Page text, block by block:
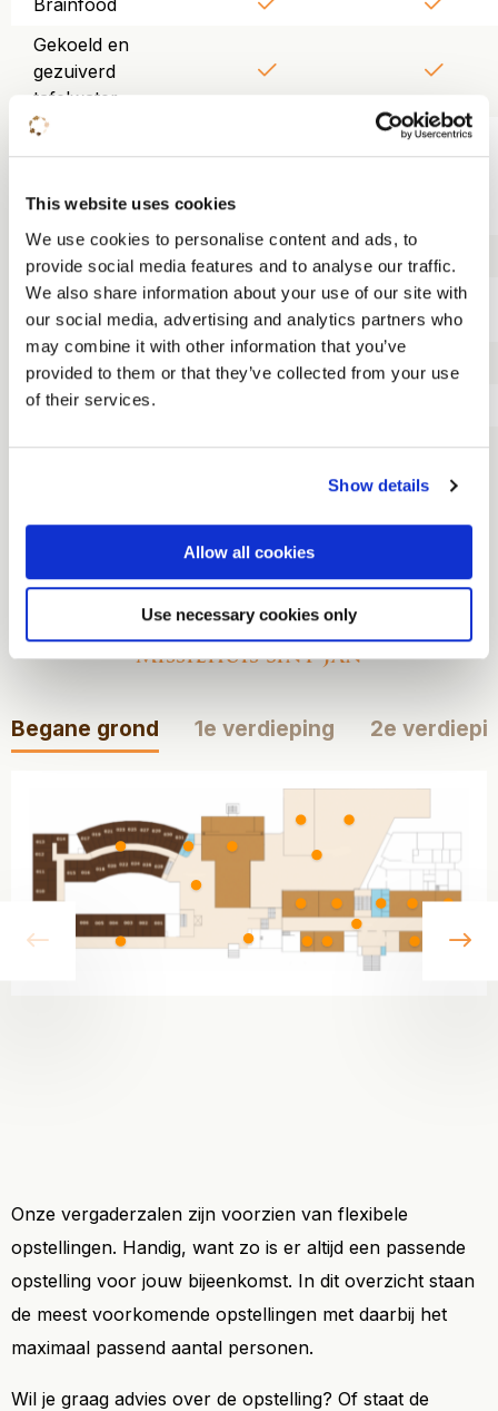
This website uses cookies
We use cookies to personalise content and ads, to
provide social media features and to analyse our traffic.
We also share information about your use of our site with
our social media, advertising and analytics partners who
may combine it with other information that you’ve
provided to them or that they’ve collected from your use
of their services.
Show details
Allow all cookies
Use necessary cookies only
Brainfood
Gekoeld en
gezuiverd
tafelwater
Gebruik van
beamer,
flipover
Trainerskit
Lunch KonneKt
food court
Driegangendiner
Overnachting
Ontbijt
Bekijk onze
plattegronden
vorige
Missiehuis Sint Jan
Begane grond 1e verdieping 2e
Onze vergaderzalen zijn voorzien van flexibele
opstellingen. Handig, want zo is er altijd een passende
opstelling voor jouw bijeenkomst. In dit overzicht staan
de meest voorkomende opstellingen met daarbij het
maximaal passend aantal personen.
Wil je graag advies over de opstelling? Of staat de